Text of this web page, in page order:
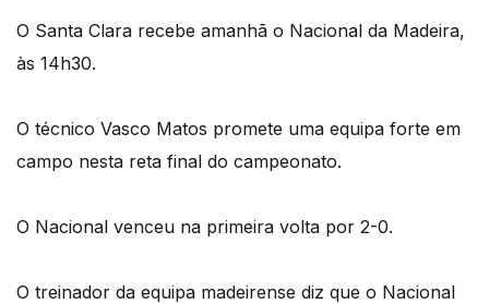
O Santa Clara recebe amanhã o Nacional da Madeira,
às 14h30.
O técnico Vasco Matos promete uma equipa forte em
campo nesta reta final do campeonato.
O Nacional venceu na primeira volta por 2-0.
O treinador da equipa madeirense diz que o Nacional